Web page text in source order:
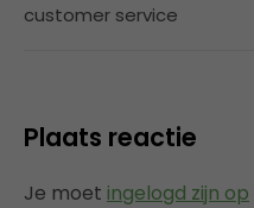
customer service
Plaats reactie
Je moet ingelogd zijn op